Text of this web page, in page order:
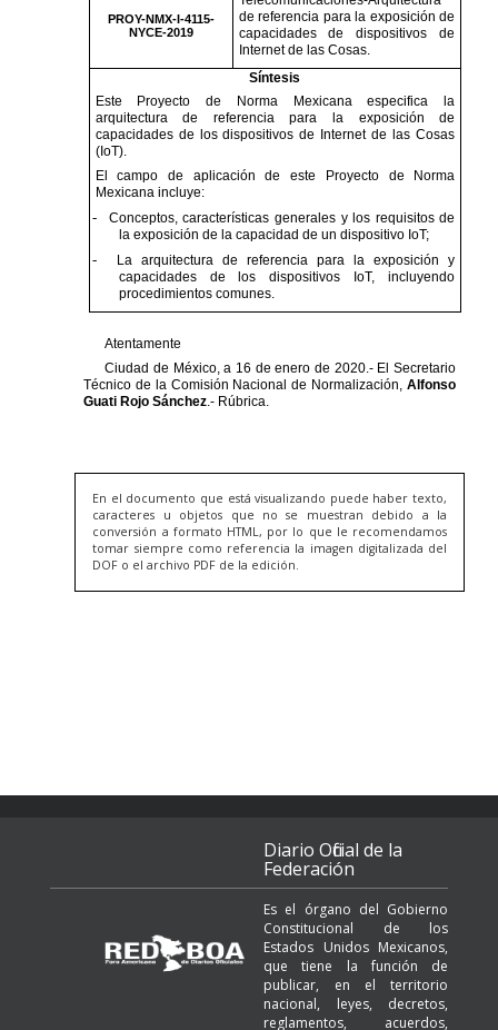
En el documento que está visualizando puede haber texto,
caracteres u objetos que no se muestran debido a la
conversión a formato HTML, por lo que le recomendamos
tomar siempre como referencia la imagen digitalizada del
DOF o el archivo PDF de la edición.
Diario Oficial de la
Federación
Es el órgano del Gobierno
Constitucional de los
Estados Unidos Mexicanos,
que tiene la función de
publicar, en el territorio
nacional, leyes, decretos,
reglamentos, acuerdos,